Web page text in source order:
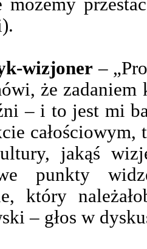
możemy
wizjoner –
że
– i to jest mi
całościowym,
jakąś
punkty
który
– głos w